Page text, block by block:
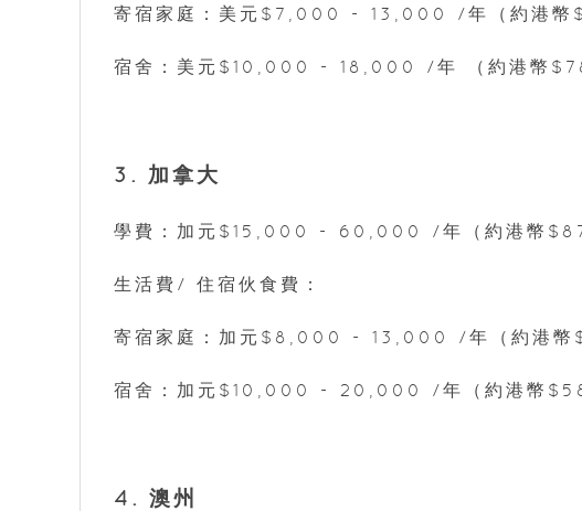
寄宿家庭：美元$7,000 - 13,000 /年（約港
宿舍：美元$10,000 - 18,000 /年 （約港幣
3. 加拿大
學費：加元$15,000 - 60,000 /年（約港幣
生活費/ 住宿伙食費：
寄宿家庭：加元$8,000 - 13,000 /年（約港
宿舍：加元$10,000 - 20,000 /年（約港幣
4. 澳州